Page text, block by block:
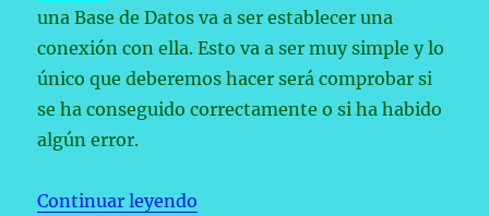
una Base de Datos va a ser establecer una
conexión con ella. Esto va a ser muy simple y lo
único que deberemos hacer será comprobar si
se ha conseguido correctamente o si ha habido
algún error.
Continuar leyendo